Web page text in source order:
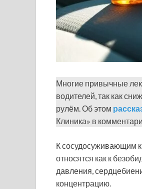
Многие привычные
водителей, так как
рулём. Об этом
Клиника» в
К сосудосуживающим
относятся как к
давления,
концентрацию.